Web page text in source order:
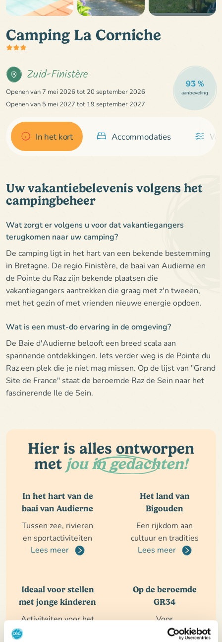
Camping La Corniche
Zuid-Finistère
Openen van 7 mei 2026 tot 20 september 2026
Openen van 5 mei 2027 tot 19 september 2027
93 %
aanbeveling
In het kort Accommodaties
Uw vakantiebelevenis volgens het
campingbeheer
Wat zorgt er volgens u voor dat vakantiegangers
terugkomen naar uw camping?
De camping ligt in het hart van een bekende bestemming
in Bretagne. De regio Finistère, de baai van Audierne en
de Pointe du Raz zijn bekende plaatsen die
vakantiegangers aantrekken die graag met z'n tweeën,
met het gezin of met vrienden nieuwe energie opdoen.
Wat is een must-do ervaring in de omgeving?
De Baie d'Audierne belooft een breed scala aan
spannende ontdekkingen. Iets verder weg is de Pointe du
Raz een plek die je niet mag missen. Op de lijst van "Grand
Site de France" staat de beroemde Raz de Sein naar het
fascinerende Ile de Sein.
Hier is alles ontworpen
met jou in gedachten!
In het hart van de
baai van Audierne
Tussen zee, rivieren
en sportactiviteiten
Lees meer
Het land van
Bigouden
Een rijkdom aan
cultuur en tradities
Lees meer
Ideaal voor stellen
met jonge kinderen
Activiteiten voor het
Op de beroemde
GR34
Voor
wandelliefhebbers